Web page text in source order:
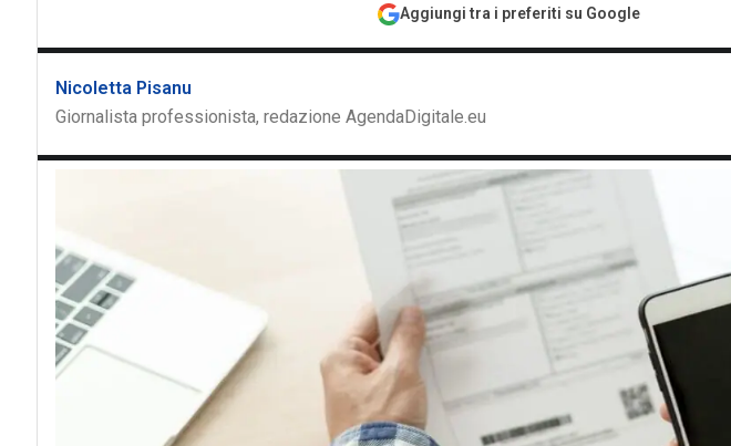
Aggiungi tra i preferiti su Google
Nicoletta Pisanu
Giornalista professionista, redazione AgendaDigitale.eu